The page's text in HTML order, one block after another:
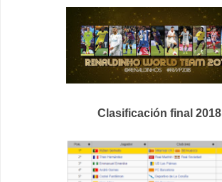
Clasificación final 2018